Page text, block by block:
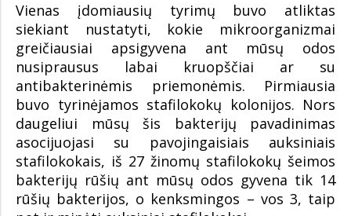
Vienas įdomiausių tyrimų buvo atliktas
siekiant nustatyti, kokie mikroorganizmai
greičiausiai apsigyvena ant mūsų odos
nusiprausus labai kruopščiai ar su
antibakterinėmis priemonėmis. Pirmiausia
buvo tyrinėjamos stafilokokų kolonijos. Nors
daugeliui mūsų šis bakterijų pavadinimas
asocijuojasi su pavojingaisiais auksiniais
stafilokokais, iš 27 žinomų stafilokokų šeimos
bakterijų rūšių ant mūsų odos gyvena tik 14
rūšių bakterijos, o kenksmingos – vos 3, taip